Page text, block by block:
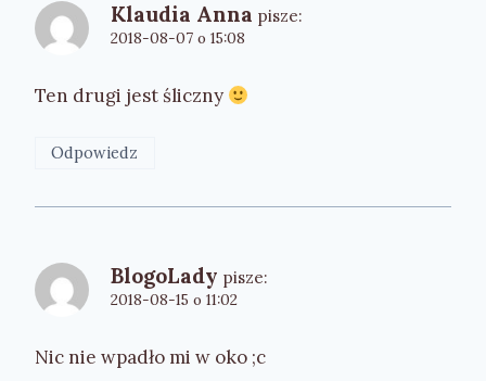
Klaudia Anna pisze:
2018-08-07 o 15:08
Ten drugi jest śliczny
Odpowiedz
BlogoLady pisze:
2018-08-15 o 11:02
Nic nie wpadło mi w oko ;c